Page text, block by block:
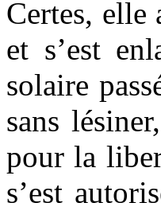
Certes, elle
et s’est
solaire
sans
pour la
s’est